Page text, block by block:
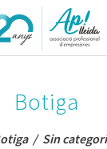
Botiga
/ Sin